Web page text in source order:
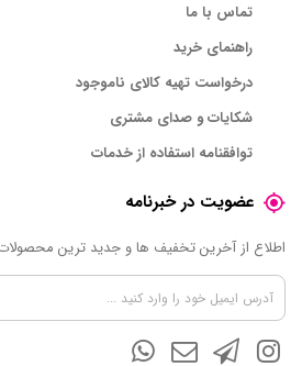
تماس با ما
راهنمای خرید
درخواست تهیه کالای ناموجود
شکایات و صدای مشتری
توافقنامه استفاده از خدمات
عضویت در خبرنامه
اطلاع از آخرین تخفیف ها و جدید ترین